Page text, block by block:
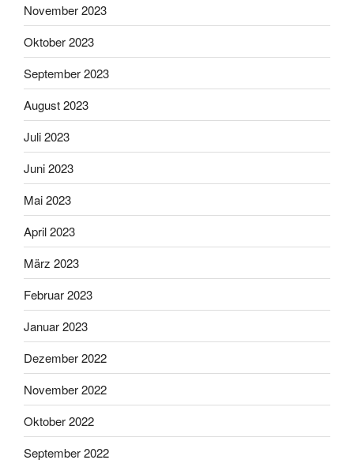
November 2023
Oktober 2023
September 2023
August 2023
Juli 2023
Juni 2023
Mai 2023
April 2023
März 2023
Februar 2023
Januar 2023
Dezember 2022
November 2022
Oktober 2022
September 2022